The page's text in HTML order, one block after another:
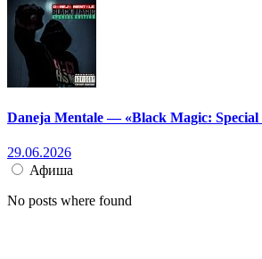
Daneja Mentale — «Black Magic: Special
29.06.2026
Афиша
No posts where found